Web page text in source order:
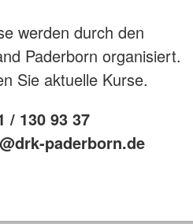
werden durch den
Paderborn organisiert.
Sie aktuelle Kurse.
/ 130 93 37
paderborn.de